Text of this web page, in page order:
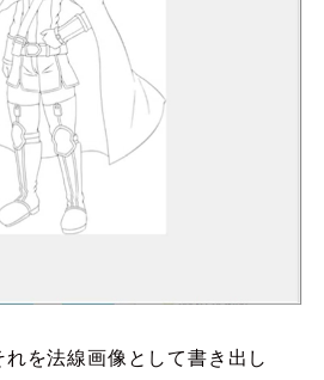
を法線画像として書き出し